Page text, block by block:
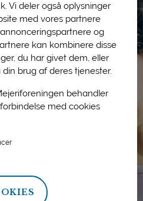
Vi deler også oplysninger
med vores partnere
og
kan kombinere disse
du har givet dem, eller
brug af deres tjenester.
behandler
med cookies